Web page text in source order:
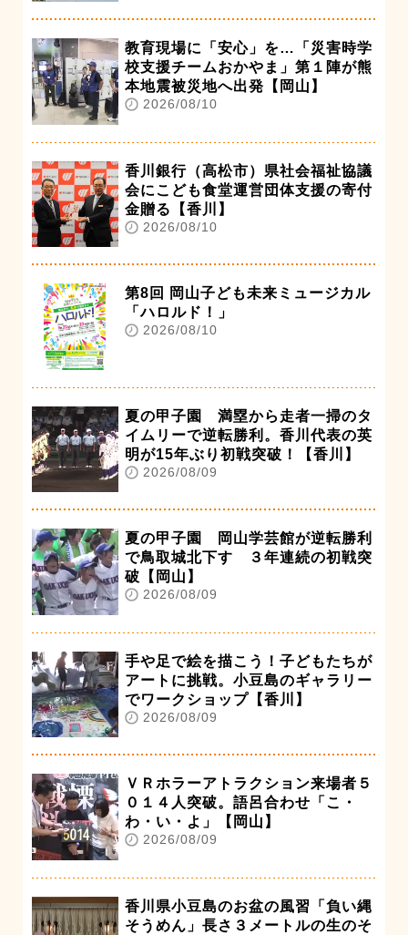
教育現場に「安心」を…「災害時学
校支援チームおかやま」第１陣が熊
本地震被災地へ出発【岡山】
2026/08/10
香川銀行（高松市）県社会福祉協議
会にこども食堂運営団体支援の寄付
金贈る【香川】
2026/08/10
第8回 岡山子ども未来ミュージカル
「ハロルド！」
2026/08/10
夏の甲子園 満塁から走者一掃のタ
イムリーで逆転勝利。香川代表の英
明が15年ぶり初戦突破！【香川】
2026/08/09
夏の甲子園 岡山学芸館が逆転勝利
で鳥取城北下す ３年連続の初戦突
破【岡山】
2026/08/09
手や足で絵を描こう！子どもたちが
アートに挑戦。小豆島のギャラリー
でワークショップ【香川】
2026/08/09
ＶＲホラーアトラクション来場者５
０１４人突破。語呂合わせ「こ・
わ・い・よ」【岡山】
2026/08/09
香川県小豆島のお盆の風習「負い縄
そうめん」長さ３メートルの生のそ